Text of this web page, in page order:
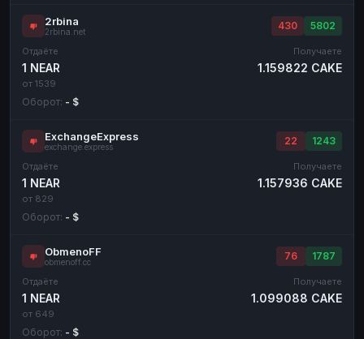
2rbina
2rbina.net
430 5802
Отдаёте
1 NEAR
от 1539
Получаете
1.159822 CAKE
Оборот: - $
ExchangeExpress
exchange.express
22 1243
Отдаёте
1 NEAR
от 829
Получаете
1.157936 CAKE
Оборот: - $
ObmenoFF
obmenoff.cc
76 1787
Отдаёте
1 NEAR
от 649
Получаете
1.099088 CAKE
Оборот: - $